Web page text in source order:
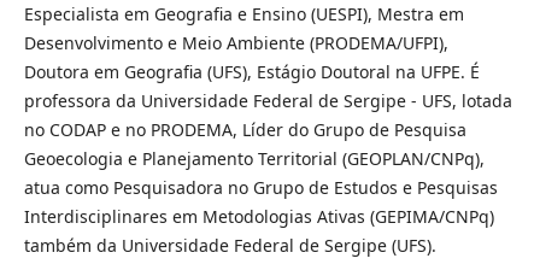
Especialista em Geografia e Ensino (UESPI), Mestra em
Desenvolvimento e Meio Ambiente (PRODEMA/UFPI),
Doutora em Geografia (UFS), Estágio Doutoral na UFPE. É
professora da Universidade Federal de Sergipe - UFS, lotada
no CODAP e no PRODEMA, Líder do Grupo de Pesquisa
Geoecologia e Planejamento Territorial (GEOPLAN/CNPq),
atua como Pesquisadora no Grupo de Estudos e Pesquisas
Interdisciplinares em Metodologias Ativas (GEPIMA/CNPq)
também da Universidade Federal de Sergipe (UFS).